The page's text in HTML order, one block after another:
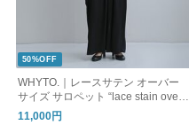
50%OFF
WHYTO.｜レースサテン オーバー
サイズ サロペット “lace stain overa
ll” wht26hpt4069
11,000円